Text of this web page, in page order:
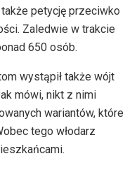
petycję przeciwko
Zaledwie w trakcie
650 osób.
wystąpił także wójt
mówi, nikt z nimi
wariantów, które
tego włodarz